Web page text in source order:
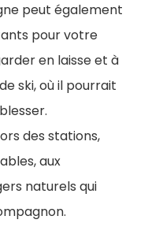
peut également
pour votre
en laisse et à
de ski, où il pourrait
des stations,
aux
naturels qui